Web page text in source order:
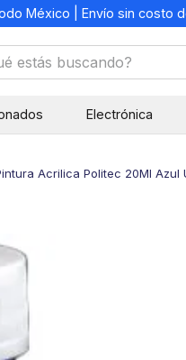
México | Envío sin costo
buscando?
Electrónica
Acrilica Politec 20Ml Azul
colores
boligrafo
escolar
sacapuntas